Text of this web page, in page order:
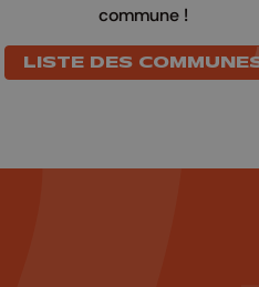
commune !
LISTE DES